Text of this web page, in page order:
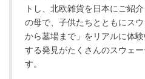
トし、北欧雑貨を日本にご紹
の母で、子供たちとともにス
から墓場まで」をリアルに体
する発見がたくさんのスウェ
す。